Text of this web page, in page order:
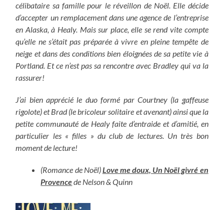
célibataire sa famille pour le réveillon de Noël. Elle décide
d’accepter un remplacement dans une agence de l’entreprise
en Alaska, à Healy. Mais sur place, elle se rend vite compte
qu’elle ne s’était pas préparée à vivre en pleine tempête de
neige et dans des conditions bien éloignées de sa petite vie à
Portland. Et ce n’est pas sa rencontre avec Bradley qui va la
rassurer!
J’ai bien apprécié le duo formé par Courtney (la gaffeuse
rigolote) et Brad (le bricoleur solitaire et avenant) ainsi que la
petite communauté de Healy faite d’entraide et d’amitié, en
particulier les « filles » du club de lectures. Un très bon
moment de lecture!
(Romance de Noël)Love me doux, Un Noël givré en
Provencede Nelson & Quinn